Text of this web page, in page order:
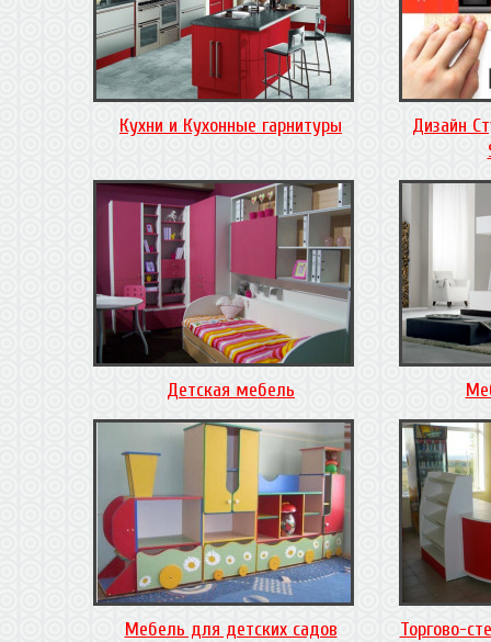
Кухни и Кухонные гарнитуры
Дизайн
Детская мебель
Мебель для детских садов Торгово-